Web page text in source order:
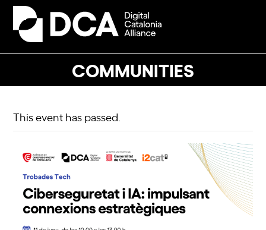
Skip
content
COMMUNITIES
Open
mobile
Close
mobile
This event has passed.